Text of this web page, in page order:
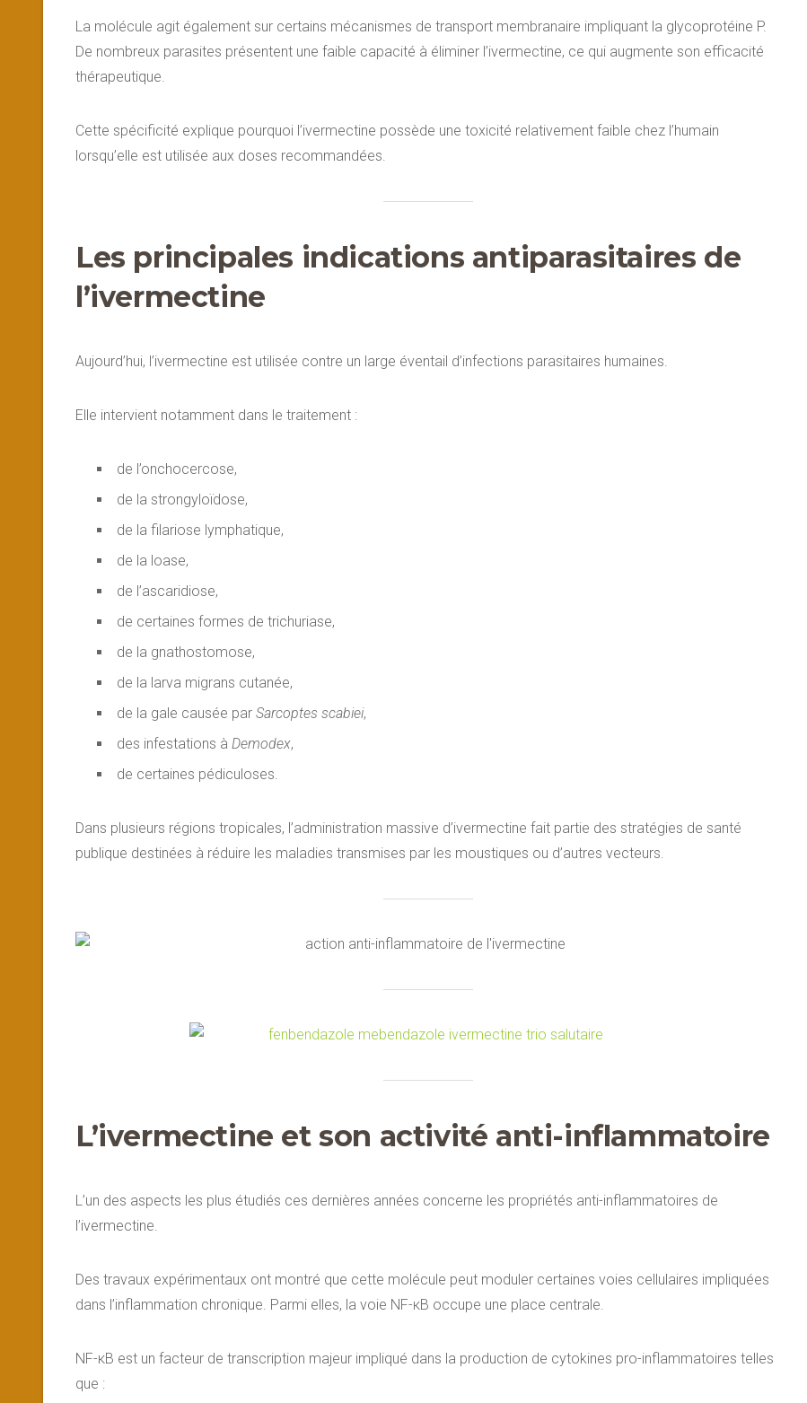
La molécule agit également sur certains mécanismes de transport membranaire impliquant la glycoprotéine P.
De nombreux parasites présentent une faible capacité à éliminer l’ivermectine, ce qui augmente son efficacité
thérapeutique.
Cette spécificité explique pourquoi l’ivermectine possède une toxicité relativement faible chez l’humain
lorsqu’elle est utilisée aux doses recommandées.
Les principales indications antiparasitaires de
l’ivermectine
Aujourd’hui, l’ivermectine est utilisée contre un large éventail d’infections parasitaires humaines.
Elle intervient notamment dans le traitement :
de l’onchocercose,
de la strongyloïdose,
de la filariose lymphatique,
de la loase,
de l’ascaridiose,
de certaines formes de trichuriase,
de la gnathostomose,
de la larva migrans cutanée,
de la gale causée par Sarcoptes scabiei,
des infestations à Demodex,
de certaines pédiculoses.
Dans plusieurs régions tropicales, l’administration massive d’ivermectine fait partie des stratégies de santé
publique destinées à réduire les maladies transmises par les moustiques ou d’autres vecteurs.
L’ivermectine et son activité anti-inflammatoire
L’un des aspects les plus étudiés ces dernières années concerne les propriétés anti-inflammatoires de
l’ivermectine.
Des travaux expérimentaux ont montré que cette molécule peut moduler certaines voies cellulaires impliquées
dans l’inflammation chronique. Parmi elles, la voie NF-κB occupe une place centrale.
NF-κB est un facteur de transcription majeur impliqué dans la production de cytokines pro-inflammatoires telles
que :